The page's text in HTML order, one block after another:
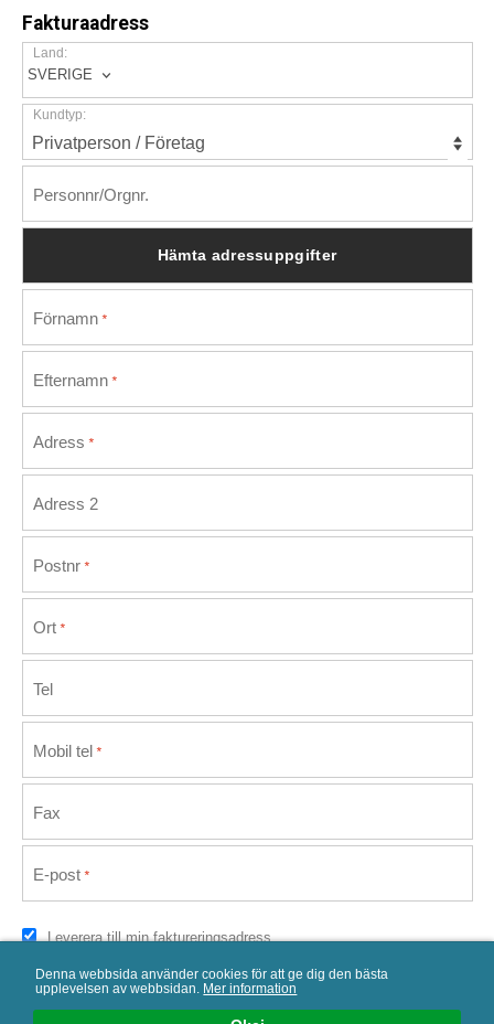
Denna webbsida använder cookies för att ge dig den bästa
upplevelsen av webbsidan. Mer information
Fakturaadress
Land:
SVERIGE
Kundtyp:
Personnr/Orgnr.
Förnamn *
Efternamn *
Adress *
Adress 2
Postnr *
Ort *
Tel
Mobil tel *
Fax
E-post *
Leverera till min faktureringsadress
Välj frakt- och betalsätt